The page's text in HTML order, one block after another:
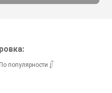
По популярности